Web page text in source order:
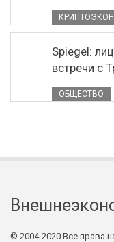
Spiegel:
встречи с
ОБЩЕСТВО
© 2004-2020 Все права